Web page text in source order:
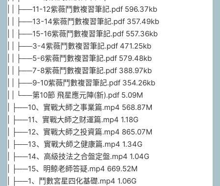
| | ├──11-12紫薇鬥數複習筆記.pdf 596.37kb
| | ├──13-14紫薇鬥數複習筆記.pdf 357.49kb
| | ├──15-16紫薇鬥數複習筆記.pdf 557.36kb
| | ├──3-4紫薇鬥數複習筆記.pdf 471.25kb
| | ├──5-6紫薇鬥數複習筆記.pdf 579.48kb
| | ├──7-8紫薇鬥數複習筆記.pdf 388.97kb
| | ├──9-10紫薇鬥數複習筆記.pdf 354.26kb
| | └──第10節 飛星應元陣(新).pdf 5.09M
| ├──10、實戰大師之事業篇.mp4 568.87M
| ├──11、實戰大師之财運篇.mp4 1.18G
| ├──12、實戰大師之投資篇.mp4 865.07M
| ├──13、實戰大師之健康篇.mp4 1.34G
| ├──14、高級技法之合盤定盤.mp4 1.04G
| ├──15、明鲸老師答疑.mp4 669.52M
| ├──1、鬥數宮星四化基礎.mp4 1.06G